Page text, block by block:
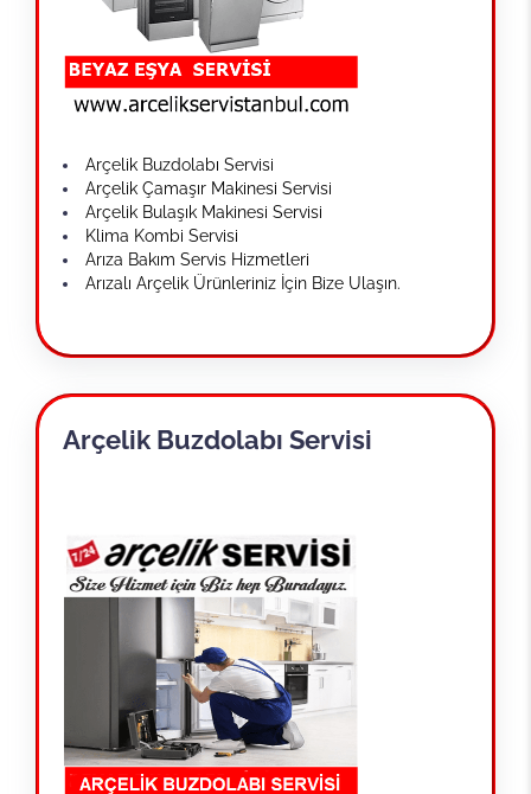
Arçelik Buzdolabı Servisi
Arçelik Çamaşır Makinesi Servisi
Arçelik Bulaşık Makinesi Servisi
Klima Kombi Servisi
Arıza Bakım Servis Hizmetleri
Arızalı Arçelik Ürünleriniz İçin Bize Ulaşın.
Arçelik Buzdolabı Servisi